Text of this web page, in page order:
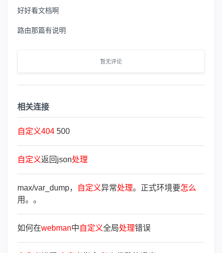
好好看文档啊
路由那篇有说明
暂无评论
相关连接
自定义404 500
自定义返回json处理
max/var_dump， 自定义异常处理。正式环境要怎么
用。。
如何在webman中自定义全局处理错误